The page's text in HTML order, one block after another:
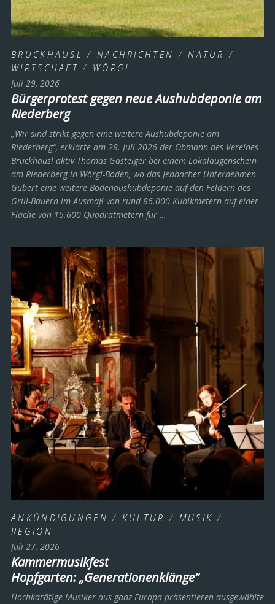
BRUCKHÄUSL / NACHRICHTEN / NATUR /
WIRTSCHAFT / WÖRGL
Juli 29, 2026
Bürgerprotest gegen neue Aushubdeponie am
Riederberg
„Wir sind strikt gegen eine weitere Aushubdeponie am
Riederberg“, erklärte am 28. Juli 2026 der Obmann des Vereines
Bruckhäusl aktiv Thomas Gasteiger bei einem Lokalaugenschein
am Riederberg in Wörgl-Boden, wo das Jenbacher Unternehmen
Gubert eine weitere Bodenaushubdeponie auf den Feldern des
Grill-Bauern im Ausmaß von rund 86.000 Kubikmetern auf einer
Fläche von 15.600 Quadratmetern für …
ANKÜNDIGUNGEN / KULTUR / MUSIK /
REGION
Juli 27, 2026
Kammermusikfest
Hopfgarten: „Generationenklänge“
Hochkarätige Musiker aus ganz Europa präsentieren ausgewählte